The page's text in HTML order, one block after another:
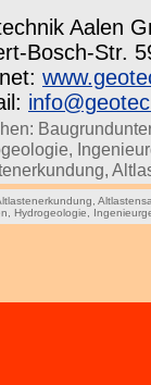
Aalen
Bosch-Str.
,
,
Hydrogeologie